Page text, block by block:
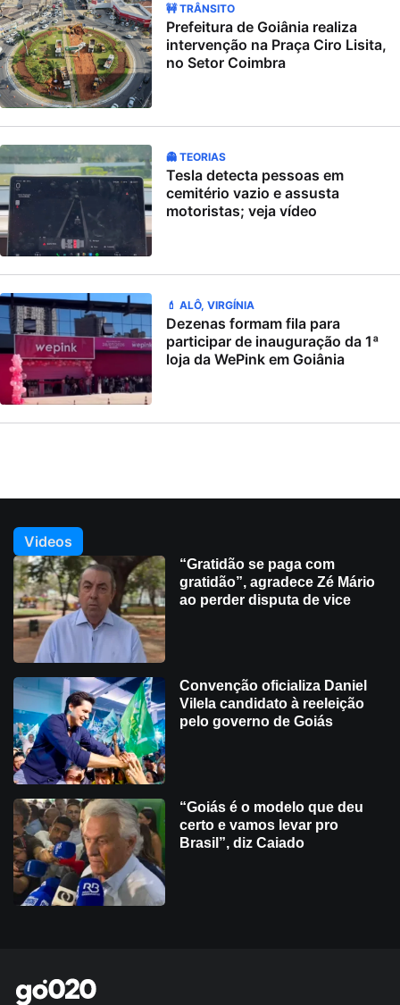
🚧 TRÂNSITO
Prefeitura de Goiânia realiza
intervenção na Praça Ciro Lisita,
no Setor Coimbra
👻 TEORIAS
Tesla detecta pessoas em
cemitério vazio e assusta
motoristas; veja vídeo
💄 ALÔ, VIRGÍNIA
Dezenas formam fila para
participar de inauguração da 1ª
loja da WePink em Goiânia
Videos
“Gratidão se paga com
gratidão”, agradece Zé Mário
ao perder disputa de vice
Convenção oficializa Daniel
Vilela candidato à reeleição
pelo governo de Goiás
“Goiás é o modelo que deu
certo e vamos levar pro
Brasil”, diz Caiado